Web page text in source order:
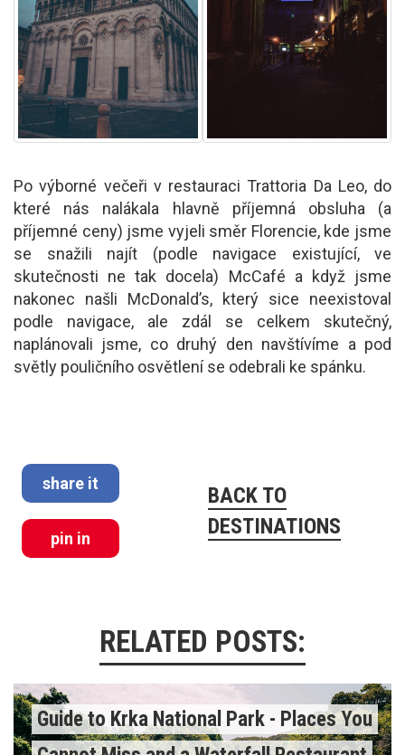
Po výborné večeři v restauraci Trattoria Da Leo, do
které nás nalákala hlavně příjemná obsluha (a
příjemné ceny) jsme vyjeli směr Florencie, kde jsme
se snažili najít (podle navigace existující, ve
skutečnosti ne tak docela) McCafé a když jsme
nakonec našli McDonald’s, který sice neexistoval
podle navigace, ale zdál se celkem skutečný,
naplánovali jsme, co druhý den navštívíme a pod
světly pouličního osvětlení se odebrali ke spánku.
share it
pin in
BACK TO
DESTINATIONS
RELATED POSTS:
Guide to Krka National Park - Places You